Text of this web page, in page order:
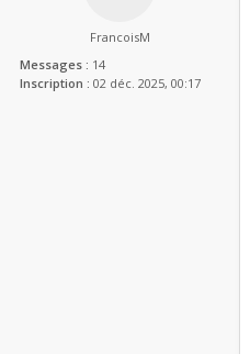
FrancoisM
Messages : 14
Inscription : 02 déc. 2025, 00:17